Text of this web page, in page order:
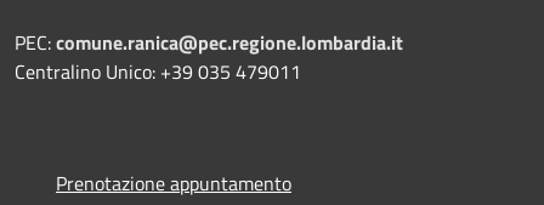
PEC:comune.ranica@pec.regione.lombardia.it
Centralino Unico: +39 035 479011
Prenotazione appuntamento